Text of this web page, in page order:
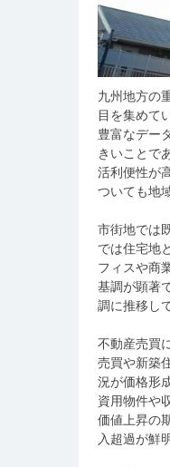
九州地方の
目を集めて
豊富なデー
きいことで
活利便性が
ついても地
市街地では
では住宅地
フィスや商
基調が顕著
調に推移し
不動産売買
売買や新築
況が価格形
資用物件や
価値上昇の
入超過が鮮